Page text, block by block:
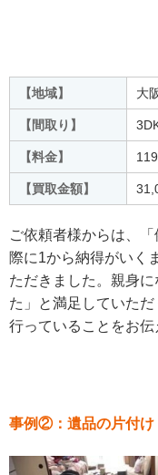
【地域】 大
【間取り】
【料金】
【買取金額】
ご依頼者様からは、
際に1から納得がいく
ただきました。親身
た」と満足していた
行っていることをお伝
事例②：遺品の片付け